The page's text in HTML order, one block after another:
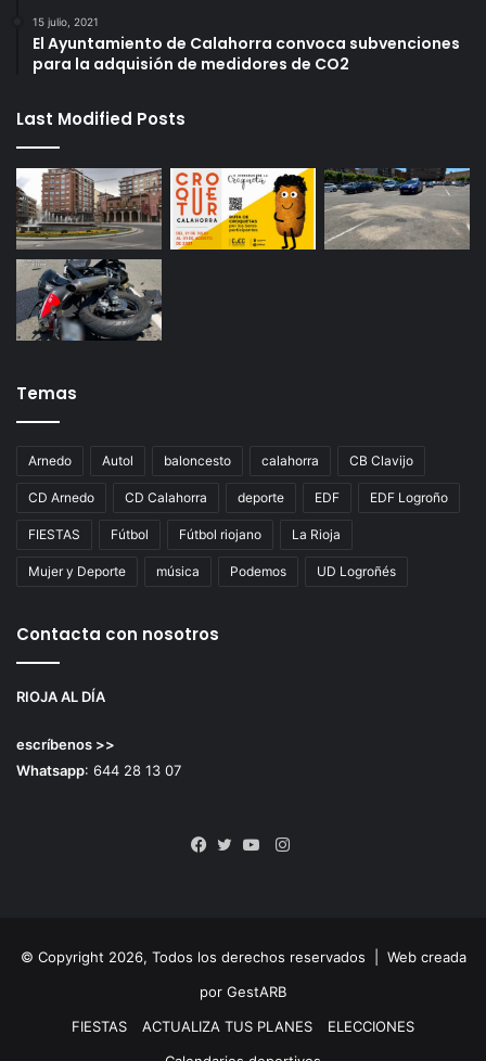
15 julio, 2021
El Ayuntamiento de Calahorra convoca subvenciones
para la adquisión de medidores de CO2
Last Modified Posts
Temas
Arnedo Autol baloncesto calahorra CB Clavijo
CD Arnedo CD Calahorra deporte EDF EDF Logroño
FIESTAS Fútbol Fútbol riojano La Rioja
Mujer y Deporte música Podemos UD Logroñés
Contacta con nosotros
RIOJA AL DÍA
escríbenos >>
Whatsapp: 644 28 13 07
Instagram
© Copyright 2026, Todos los derechos reservados | Web creada
por GestARB
FIESTAS
ACTUALIZA TUS PLANES
ELECCIONES